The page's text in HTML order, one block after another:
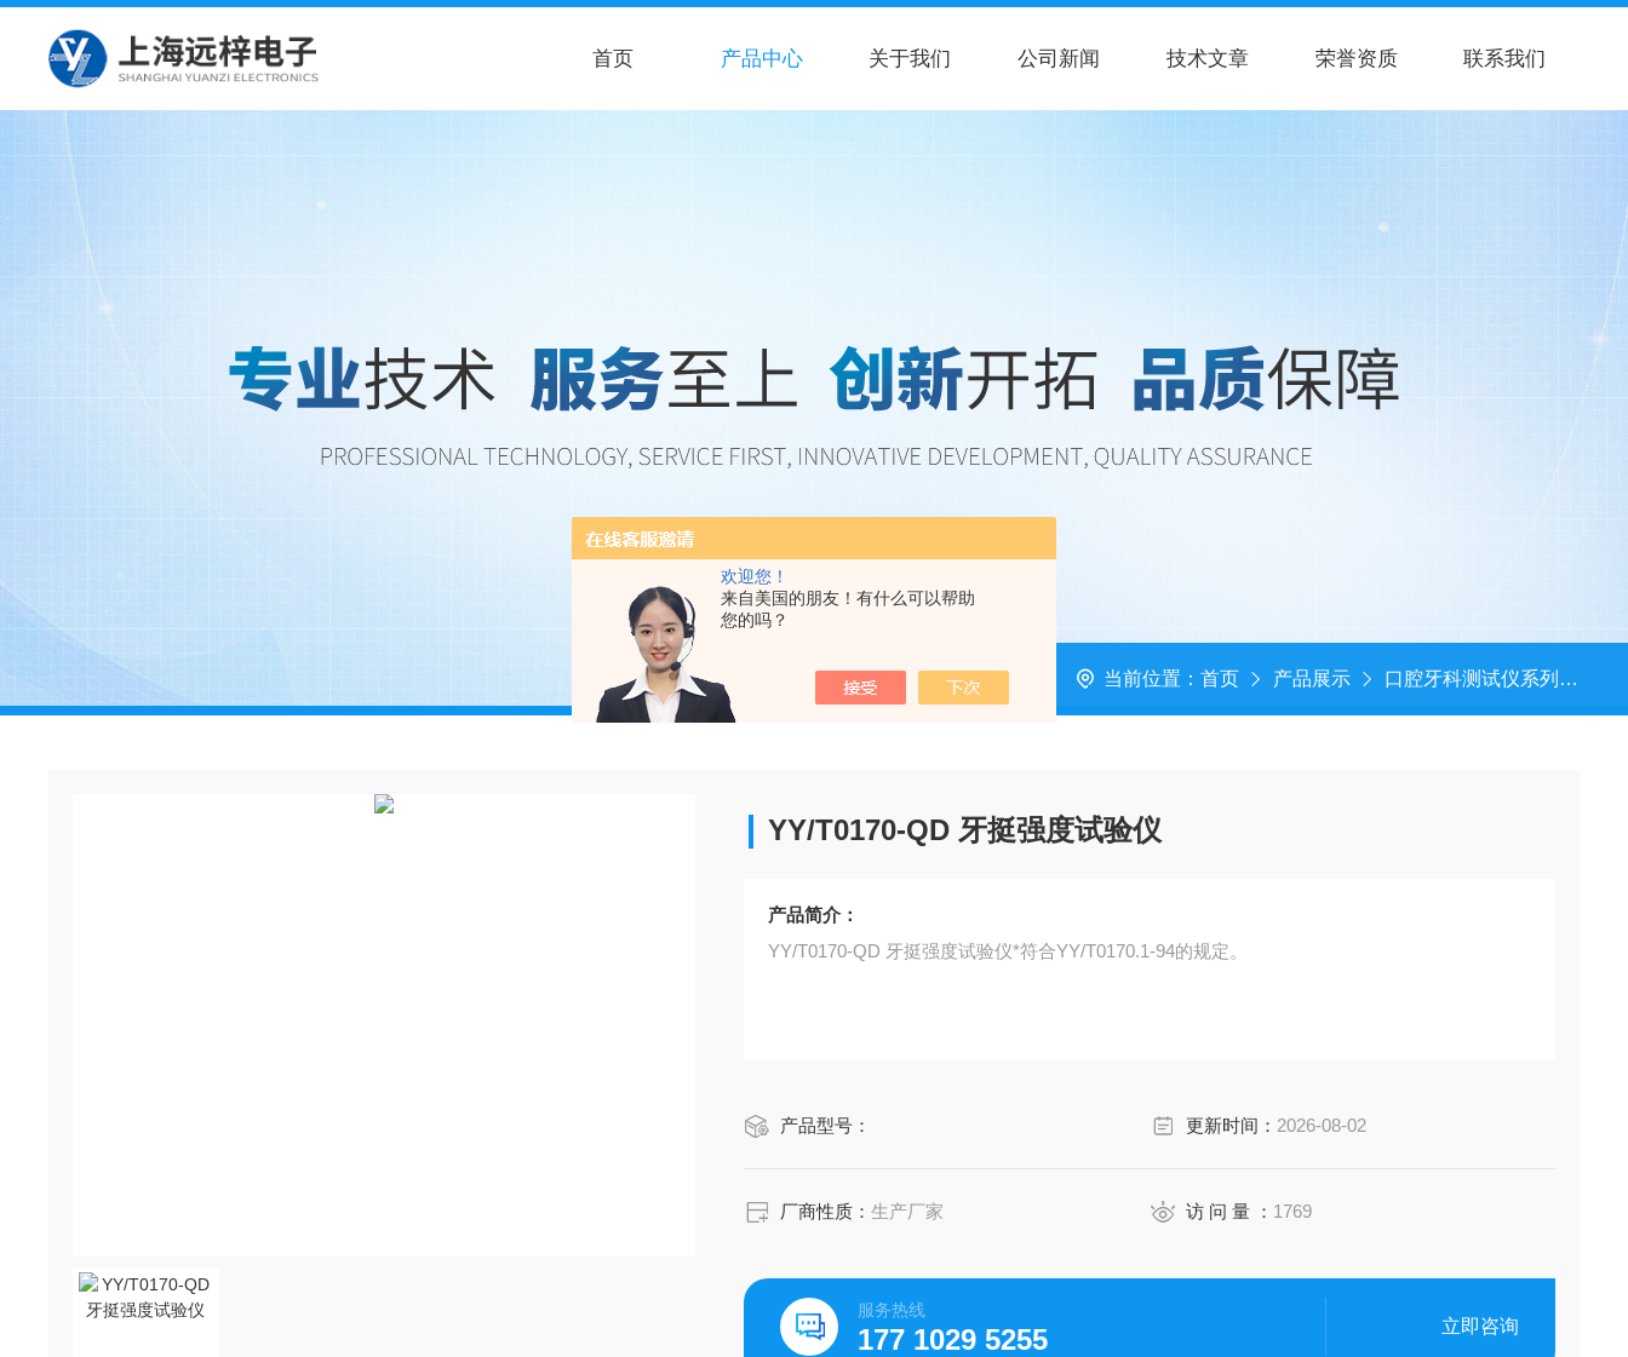
欢迎您！
来自美国的朋友！有什么可以帮助
您的吗？
首页 产品中心 关于我们 公司新闻 技术文章 荣誉资质 联系我们
当前位置： 首页 产品展示 口腔牙科测试仪系列
YY/T0170-QD 牙挺强度试验仪
产品简介：
YY/T0170-QD 牙挺强度试验仪*符合YY/T0170.1-94的规定。
产品型号： 更新时间： 2026-08-02
厂商性质：生产厂家 访 问 量 ： 1769
服务热线
177 1029 5255 立即咨询